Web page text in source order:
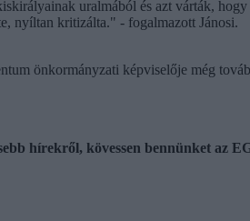
uralmából és azt várták,
nyíltan kritizálta." - fogalmazott Jánosi.
önkormányzati képviselője még
hírekről, kövessen bennünket az